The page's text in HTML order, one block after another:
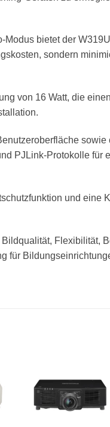
bietet der
sondern
von 16 Watt, die
PJLink-Protokolle für
und eine
Flexibilität,
für